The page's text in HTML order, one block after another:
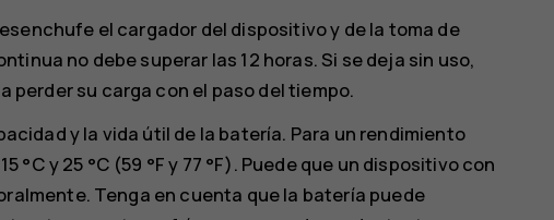
el cargador del dispositivo y de la toma de
no debe superar las 12 horas. Si se deja sin uso,
su carga con el paso del tiempo.
y la vida útil de la batería. Para un rendimiento
y 25 °C (59 °F y 77 °F). Puede que un dispositivo con
Tenga en cuenta que la batería puede